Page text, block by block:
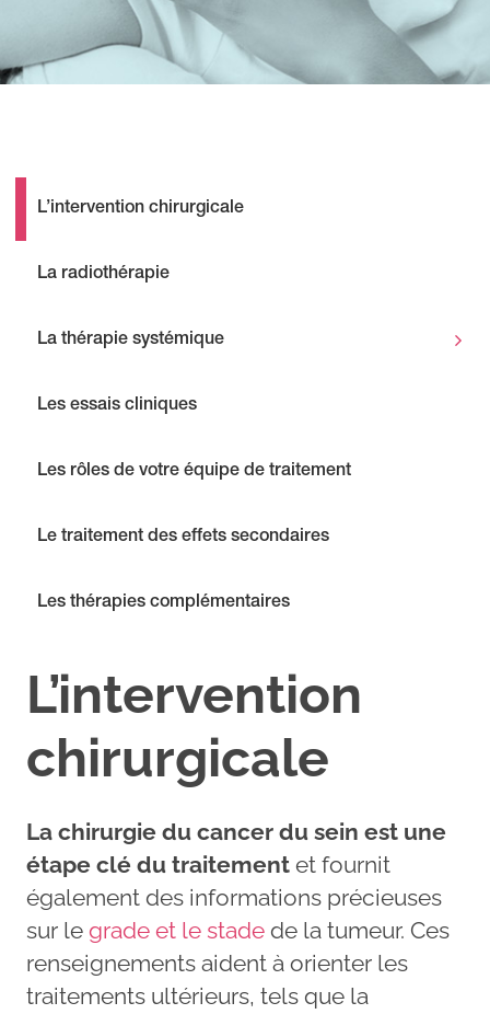
L’intervention chirurgicale
La radiothérapie
La thérapie systémique
Les essais cliniques
Les rôles de votre équipe de traitement
Le traitement des effets secondaires
Les thérapies complémentaires
L’intervention
chirurgicale
La chirurgie du cancer du sein est une
étape clé du traitement et fournit
également des informations précieuses
sur le grade et le stade de la tumeur. Ces
renseignements aident à orienter les
traitements ultérieurs, tels que la